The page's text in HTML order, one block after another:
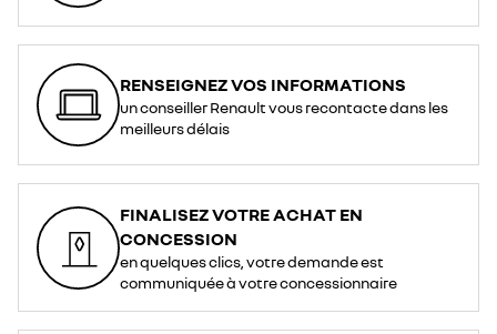
RENSEIGNEZ VOS INFORMATIONS
un conseiller Renault vous recontacte dans les
meilleurs délais
FINALISEZ VOTRE ACHAT EN
CONCESSION
en quelques clics, votre demande est
communiquée à votre concessionnaire